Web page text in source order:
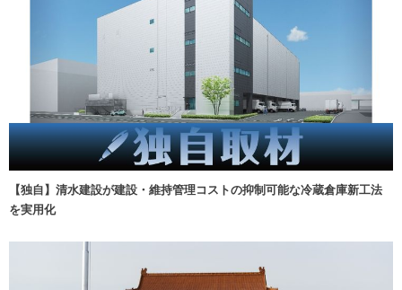
【独自】清水建設が建設・維持管理コストの抑制可能な冷蔵倉庫新工法
を実用化